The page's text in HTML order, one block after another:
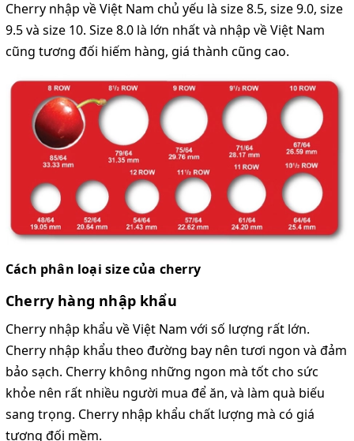
Cherry nhập về Việt Nam chủ yếu là size 8.5, size 9.0, size
9.5 và size 10. Size 8.0 là lớn nhất và nhập về Việt Nam
cũng tương đối hiếm hàng, giá thành cũng cao.
Cách phân loại size của cherry
Cherry hàng nhập khẩu
Cherry nhập khẩu về Việt Nam với số lượng rất lớn.
Cherry nhập khẩu theo đường bay nên tươi ngon và đảm
bảo sạch. Cherry không những ngon mà tốt cho sức
khỏe nên rất nhiều người mua để ăn, và làm quà biếu
sang trọng. Cherry nhập khẩu chất lượng mà có giá
tương đối mềm.